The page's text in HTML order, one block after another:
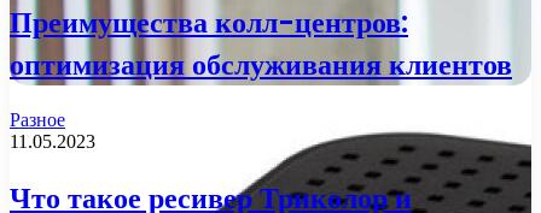
Преимущества колл-центров:
оптимизация обслуживания клиентов
Разное
11.05.2023
Что такое ресивер Триколор и